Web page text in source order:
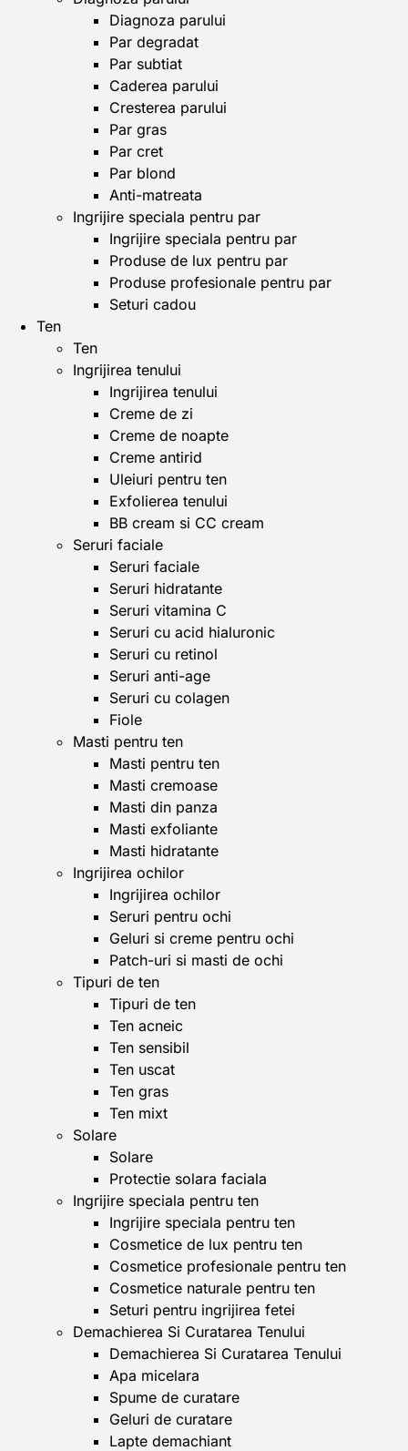
Diagnoza parului
Par degradat
Par subtiat
Caderea parului
Cresterea parului
Par gras
Par cret
Par blond
Anti-matreata
Ingrijire speciala pentru par
Ingrijire speciala pentru par
Produse de lux pentru par
Produse profesionale pentru par
Seturi cadou
Ten
Ten
Ingrijirea tenului
Ingrijirea tenului
Creme de zi
Creme de noapte
Creme antirid
Uleiuri pentru ten
Exfolierea tenului
BB cream si CC cream
Seruri faciale
Seruri faciale
Seruri hidratante
Seruri vitamina C
Seruri cu acid hialuronic
Seruri cu retinol
Seruri anti-age
Seruri cu colagen
Fiole
Masti pentru ten
Masti pentru ten
Masti cremoase
Masti din panza
Masti exfoliante
Masti hidratante
Ingrijirea ochilor
Ingrijirea ochilor
Seruri pentru ochi
Geluri si creme pentru ochi
Patch-uri si masti de ochi
Tipuri de ten
Tipuri de ten
Ten acneic
Ten sensibil
Ten uscat
Ten gras
Ten mixt
Solare
Solare
Protectie solara faciala
Ingrijire speciala pentru ten
Ingrijire speciala pentru ten
Cosmetice de lux pentru ten
Cosmetice profesionale pentru ten
Cosmetice naturale pentru ten
Seturi pentru ingrijirea fetei
Demachierea Si Curatarea Tenului
Demachierea Si Curatarea Tenului
Apa micelara
Spume de curatare
Geluri de curatare
Lapte demachiant